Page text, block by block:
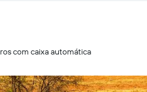
for Business
com caixa automática